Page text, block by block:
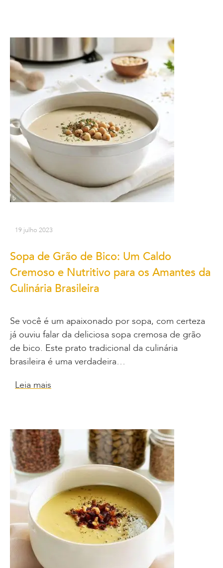
19 julho 2023
Sopa de Grão de Bico: Um Caldo
Cremoso e Nutritivo para os Amantes da
Culinária Brasileira
Se você é um apaixonado por sopa, com certeza
já ouviu falar da deliciosa sopa cremosa de grão
de bico. Este prato tradicional da culinária
brasileira é uma verdadeira…
Leia mais